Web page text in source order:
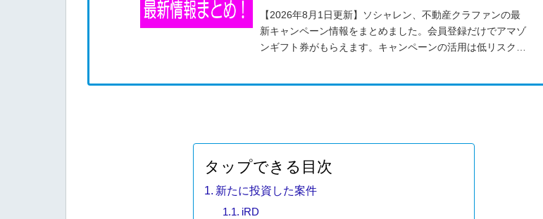
【2026年8月1日更新】ソシャレン、不動産クラファンの最
新キャンペーン情報をまとめました。会員登録だけでアマゾ
ンギフト券がもらえます。キャンペーンの活用は低リスクで
タップできる目次
新たに投資した案件
iRD